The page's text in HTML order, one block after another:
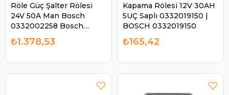
Röle Güç Şalter Rölesi
24V 50A Man Bosch
0332002258 Bosch
0332002255 | BOSCH
0332002258
₺1.378,53
Kapama Rölesi 12V 30AH
5UÇ Saplı 0332019150 |
BOSCH 0332019150
₺165,42